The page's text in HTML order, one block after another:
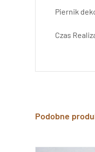
Piernik
Czas
Podobne